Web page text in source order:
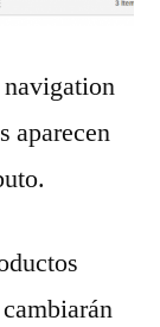
navigation
aparecen